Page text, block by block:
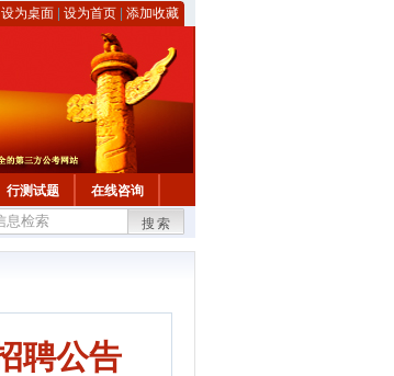
设为桌面 设为首页 添加收藏
行测试题 在线咨询
搜索
聘公告